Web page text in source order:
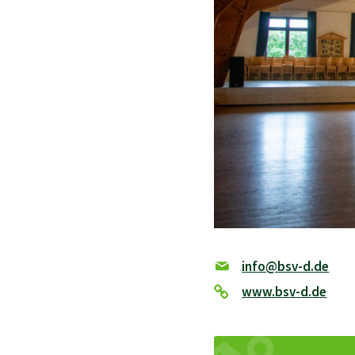
info@bsv-d.de
www.bsv-d.de